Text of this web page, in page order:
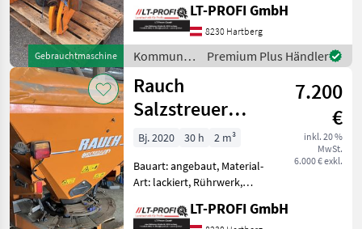
Gebrauchtmaschine
Streubegrenzung
Gebrauchter
Kommunalstreuer Rauch
600 l Gelenkwelle
mechanischer Schieber
LT-PROFI GmbH
8230 Hartberg
Kommunalgeräte
/ Rauch
Premium Plus Händler
Rauch
Salzstreuer
AXEO 18.1Q
7.200
€
inkl. 20 %
MwSt.
6.000 € exkl.
Bj. 2020 30 h
2 m³
Bauart: angebaut, Material-
Art: lackiert, Rührwerk,
StreubegrenzungLT-PROFI GmbH